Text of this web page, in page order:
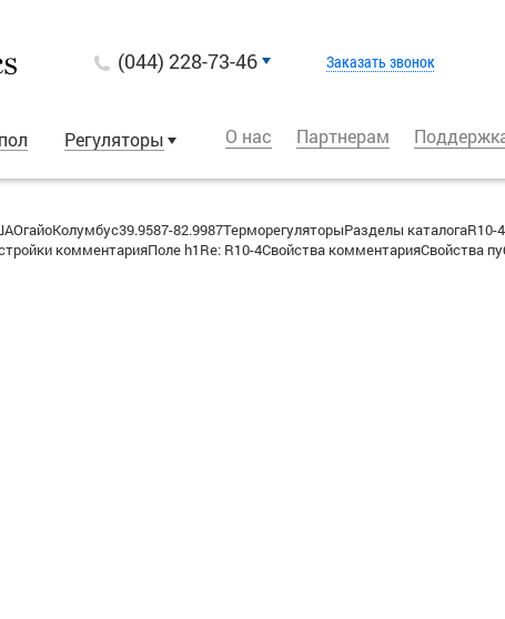
(044) 228-73-46 Заказать звонок
Регуляторы О нас Партнерам
82.9987ТерморегуляторыРазделы
комментарияПоле h1Re: R10-4Свойства комментарияСвойства